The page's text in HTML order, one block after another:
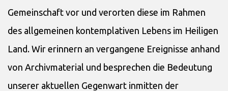
Gemeinschaft vor und verorten diese im Rahmen
des allgemeinen kontemplativen Lebens im Heiligen
Land. Wir erinnern an vergangene Ereignisse anhand
von Archivmaterial und besprechen die Bedeutung
unserer aktuellen Gegenwart inmitten der